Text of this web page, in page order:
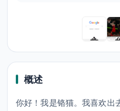
概述
你好！我是铬猫。我喜欢